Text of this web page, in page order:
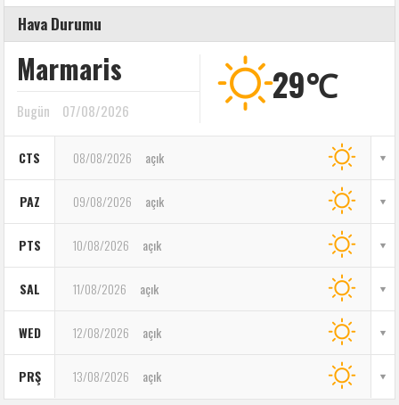
Hava Durumu
Marmaris
Bugün 07/08/2026
29℃
CTS 08/08/2026 açık
PAZ 09/08/2026 açık
PTS 10/08/2026 açık
SAL 11/08/2026 açık
WED 12/08/2026 açık
PRŞ 13/08/2026 açık